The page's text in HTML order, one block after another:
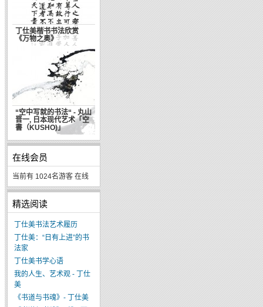
丁仕美楷书书法欣赏
《万物之奥》
“空中写就的书法“ - 丸山
晋一, 日本现代艺术「空
書（KUSHO)」
在线会员
当前有 1024名游客 在线
精选阅读
丁仕美书法艺术履历
丁仕美：“日有上进”的书
法家
丁仕美书学心语
我的人生、艺术观 - 丁仕
美
《书道与书魂》- 丁仕美